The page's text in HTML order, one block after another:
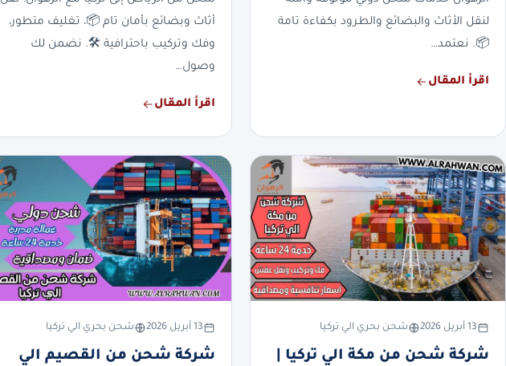
لنقل الأثاث والبضائع والطرود بكفاءة تامة
📦. نعتمد…
اقرأ المقال
أثاث وبضائع بأمان تام 📦، تغليف متطور،
وفك وتركيب باحترافية 🛠️. نضمن لك
وصول…
اقرأ المقال
13 أبريل 2026 شحن بحري الي تركيا
شركة شحن من مكة الي تركيا |
13 أبريل 2026 شحن بحري الي تركيا
شركة شحن من القصيم الي